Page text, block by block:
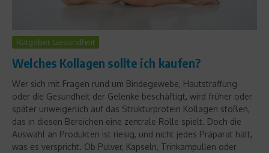
Ratgeber Gesundheit
Welches Kollagen sollte ich kaufen?
Wer sich mit Fragen rund um Bindegewebe, Hautstraffung
oder die Gesundheit der Gelenke beschäftigt, wird früher oder
später unweigerlich auf das Strukturprotein Kollagen stoßen,
das in diesen Bereichen eine zentrale Rolle spielt. Doch die
Auswahl an Produkten ist riesig, und nicht jedes Präparat hält,
was es verspricht. Ob Pulver, Kapseln, Trinkampullen oder